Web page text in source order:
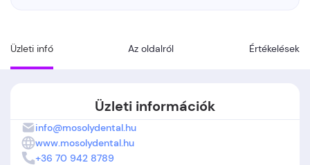
Üzleti infó Az oldalról Értékelések
Üzleti információk
info@mosolydental.hu
www.mosolydental.hu
+36 70 942 8789